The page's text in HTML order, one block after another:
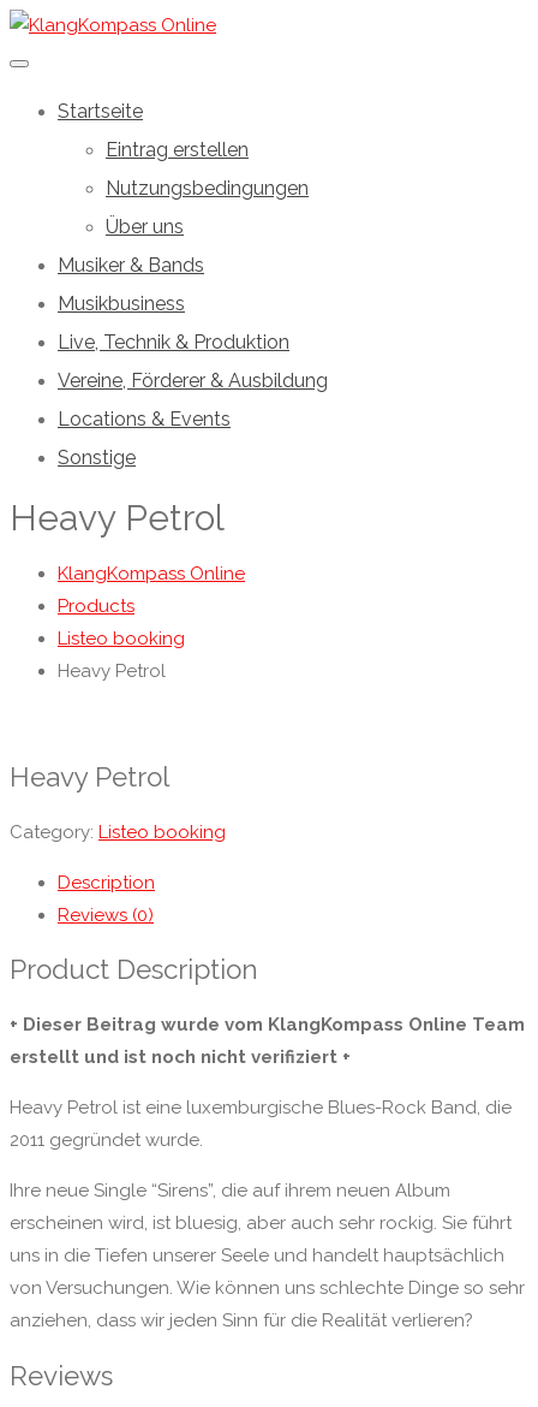
Startseite
Eintrag erstellen
Nutzungsbedingungen
Über uns
Musiker & Bands
Musikbusiness
Live, Technik & Produktion
Vereine, Förderer & Ausbildung
Locations & Events
Sonstige
Heavy Petrol
KlangKompass Online
Products
Listeo booking
Heavy Petrol
Heavy Petrol
Category: Listeo booking
Description
Reviews (0)
Product Description
+ Dieser Beitrag wurde vom KlangKompass Online Team
erstellt und ist noch nicht verifiziert +
Heavy Petrol ist eine luxemburgische Blues-Rock Band, die
2011 gegründet wurde.
Ihre neue Single “Sirens”, die auf ihrem neuen Album
erscheinen wird, ist bluesig, aber auch sehr rockig. Sie führt
uns in die Tiefen unserer Seele und handelt hauptsächlich
von Versuchungen. Wie können uns schlechte Dinge so sehr
anziehen, dass wir jeden Sinn für die Realität verlieren?
Reviews